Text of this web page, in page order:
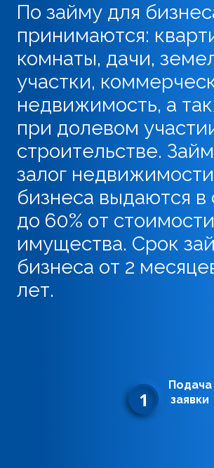
По займу для
принимаются:
комнаты, дачи,
участки,
недвижимость, а
при долевом
строительстве.
залог
бизнеса выдаются
до 60% от стоимости
имущества. Срок
бизнеса от 2
лет.
1
Подача
заявки